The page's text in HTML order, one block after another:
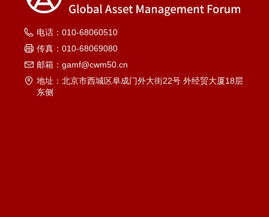
电话： 010-68060510
传真： 010-68069080
邮箱： gamf@cwm50.cn
地址： 北京市西城区阜成门外大街22号 外经贸大厦18层
东侧